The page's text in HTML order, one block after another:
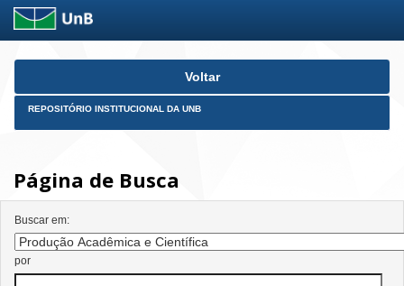
Skip
Voltar
REPOSITÓRIO INSTITUCIONAL DA UNB
Página de Busca
Buscar em:
por